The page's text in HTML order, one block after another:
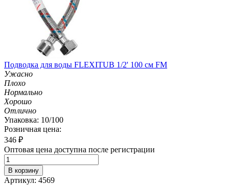
Подводка для воды FLEXITUB 1/2' 100 см FM
Ужасно
Плохо
Нормально
Хорошо
Отлично
Упаковка: 10/100
Розничная цена:
346 ₽
Оптовая цена доступна после регистрации
В корзину
Артикул: 4569